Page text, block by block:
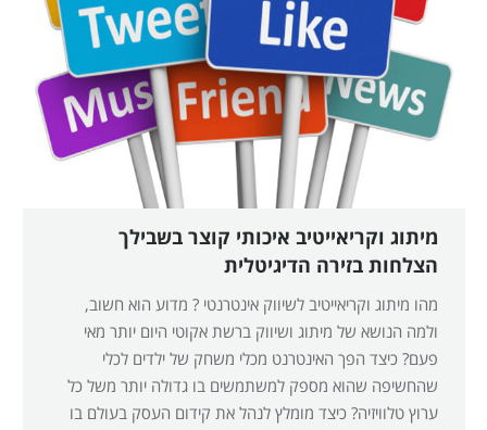
מיתוג וקריאייטיב איכותי קוצר בשבילך
הצלחות בזירה הדיגיטלית
מהו מיתוג וקריאייטיב לשיווק אינטרנטי ? מדוע הוא חשוב,
ולמה הנושא של מיתוג ושיווק ברשת אקוטי היום יותר מאי
פעם? כיצד הפך האינטרנט מכלי משחק של ילדים לכלי
שהחשיפה שהוא מספק למשתמשים בו גדולה יותר משל כל
ערוץ טלוויזיה? כיצד מומלץ לנהל את קידום העסק בעולם בו